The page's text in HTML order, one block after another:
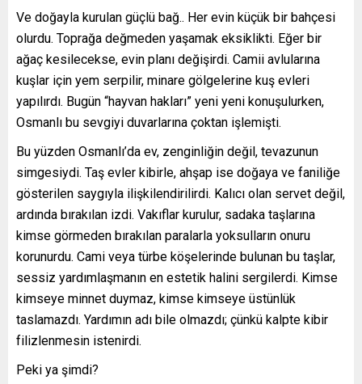
Ve doğayla kurulan güçlü bağ.. Her evin küçük bir bahçesi
olurdu. Toprağa değmeden yaşamak eksiklikti. Eğer bir
ağaç kesilecekse, evin planı değişirdi. Camii avlularına
kuşlar için yem serpilir, minare gölgelerine kuş evleri
yapılırdı. Bugün “hayvan hakları” yeni yeni konuşulurken,
Osmanlı bu sevgiyi duvarlarına çoktan işlemişti.
Bu yüzden Osmanlı’da ev, zenginliğin değil, tevazunun
simgesiydi. Taş evler kibirle, ahşap ise doğaya ve faniliğe
gösterilen saygıyla ilişkilendirilirdi. Kalıcı olan servet değil,
ardında bırakılan izdi. Vakıflar kurulur, sadaka taşlarına
kimse görmeden bırakılan paralarla yoksulların onuru
korunurdu. Cami veya türbe köşelerinde bulunan bu taşlar,
sessiz yardımlaşmanın en estetik halini sergilerdi. Kimse
kimseye minnet duymaz, kimse kimseye üstünlük
taslamazdı. Yardımın adı bile olmazdı; çünkü kalpte kibir
filizlenmesin istenirdi.
Peki ya şimdi?